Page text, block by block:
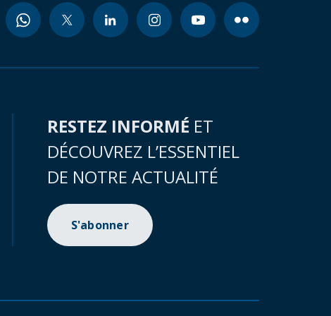
RESTEZ INFORMÉ ET
DÉCOUVREZ L’ESSENTIEL
DE NOTRE ACTUALITÉ
S'abonner